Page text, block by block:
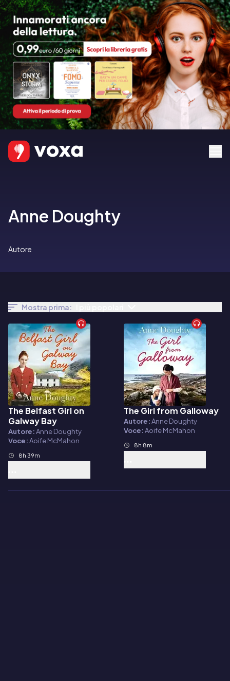
Anne Doughty
Autore
Mostra prima:
Audiolibro
The Belfast Girl on
Galway Bay
Autore:Anne Doughty
Voce:Aoife McMahon
8h 39m
Audiolibro
The Girl from Galloway
Autore:Anne Doughty
Voce:Aoife McMahon
8h 8m